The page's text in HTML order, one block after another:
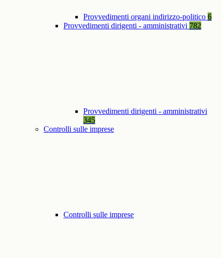
Provvedimenti organi indirizzo-politico 6
Provvedimenti dirigenti - amministrativi 782
Provvedimenti dirigenti - amministrativi
345
Controlli sulle imprese
Controlli sulle imprese